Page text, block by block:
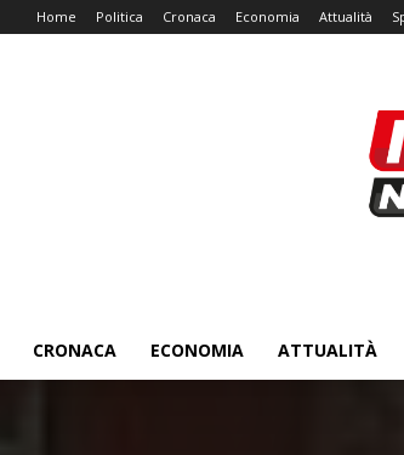
Home Politica Cronaca Economia Attualità
CRONACA ECONOMIA ATTUALITÀ